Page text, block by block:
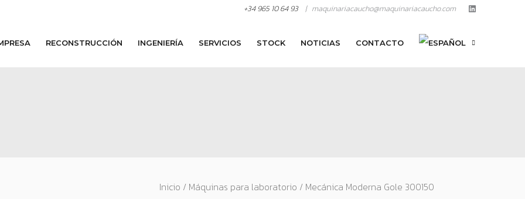
+34 965 10 64 93| maquinariacaucho@maquinariacaucho.com
RECONSTRUCCIÓN INGENIERÍA SERVICIOS STOCK NOTICIAS CONTACTO
Inicio / Máquinas para laboratorio / Mecánica Moderna Gole 300150